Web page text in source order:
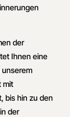
der
Ihnen eine
unserem
mit
bis hin zu den
der